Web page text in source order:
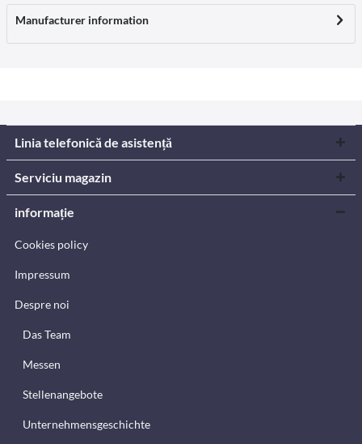
Manufacturer information
Linia telefonică de asistență
Serviciu magazin
informație
Cookies policy
Impressum
Despre noi
Das Team
Messen
Stellenangebote
Unternehmensgeschichte